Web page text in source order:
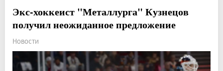
Экс-хоккеист "Металлурга" Кузнецов
получил неожиданное предложение
Новости